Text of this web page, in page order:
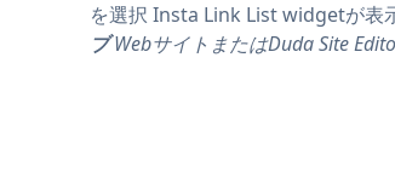
を選択Insta Link List widgetが表
ブWebサイトまたはDuda Site